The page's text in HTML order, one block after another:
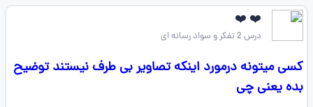
❤️ ❤️
درس 2 تفکر و سواد رسانه ای
کسی میتونه درمورد اینکه تصاویر بی طرف نیستند توضیح
بده یعنی چی